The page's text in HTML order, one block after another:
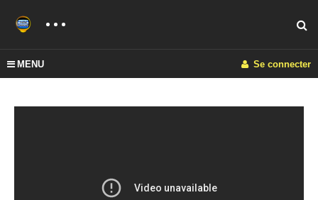
MENU Se connecter